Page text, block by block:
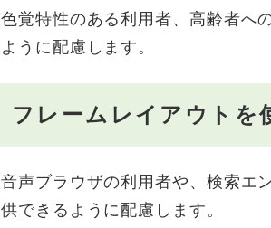
色覚特性のある利用者、高齢者へ
ように配慮します。
フレームレイアウトを
音声ブラウザの利用者や、検索エ
供できるように配慮します。